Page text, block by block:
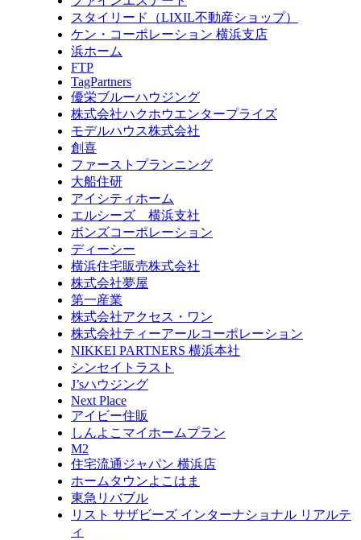
スタイリード（LIXIL不動産ショップ）
ケン・コーポレーション 横浜支店
浜ホーム
FTP
TagPartners
優栄ブルーハウジング
株式会社ハクホウエンタープライズ
モデルハウス株式会社
創喜
ファーストプランニング
大船住研
アイシティホーム
エルシーズ 横浜支社
ボンズコーポレーション
ディーシー
横浜住宅販売株式会社
株式会社夢屋
第一産業
株式会社アクセス・ワン
株式会社ティーアールコーポレーション
NIKKEI PARTNERS 横浜本社
シンセイトラスト
J’sハウジング
Next Place
アイビー住販
しんよこマイホームプラン
M2
住宅流通ジャパン 横浜店
ホームタウンよこはま
東急リバブル
リスト サザビーズ インターナショナル リアルテ
ィ